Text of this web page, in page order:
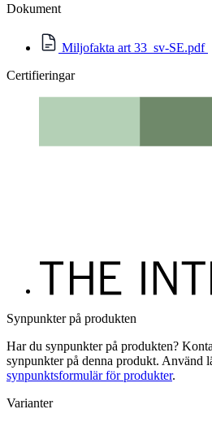
Dokument
Miljofakta art 33_sv-SE.pdf
Certifieringar
Synpunkter på produkten
Har du synpunkter på produkten?
synpunkter på denna produkt. Använd
synpunktsformulär för produkter.
Varianter